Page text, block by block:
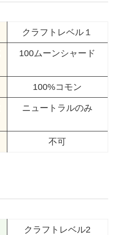
クラフトレベル１
100ムーンシャード
100%コモン
ニュートラルのみ
不可
クラフトレベル2